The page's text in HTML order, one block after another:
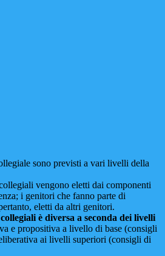
sono previsti a vari livelli della
vengono eletti dai componenti
i genitori che fanno parte di
eletti da altri genitori.
è diversa a seconda dei livelli
e propositiva a livello di base (consigli
ai livelli superiori (consigli di